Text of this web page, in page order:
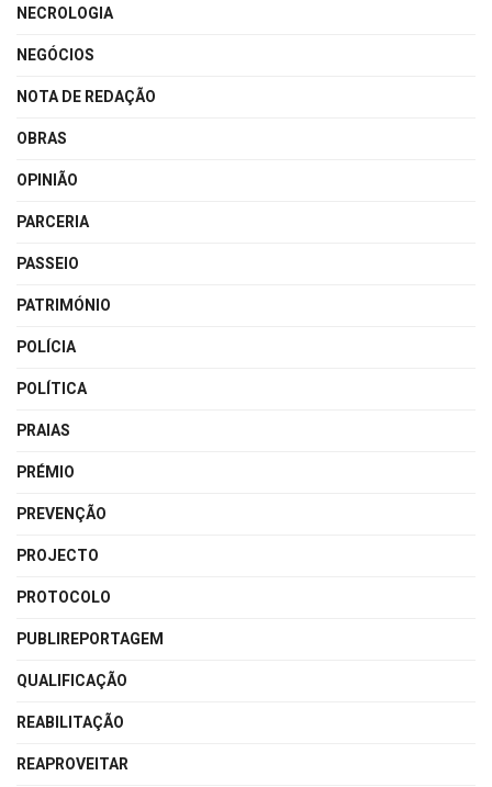
NECROLOGIA
NEGÓCIOS
NOTA DE REDAÇÃO
OBRAS
OPINIÃO
PARCERIA
PASSEIO
PATRIMÓNIO
POLÍCIA
POLÍTICA
PRAIAS
PRÉMIO
PREVENÇÃO
PROJECTO
PROTOCOLO
PUBLIREPORTAGEM
QUALIFICAÇÃO
REABILITAÇÃO
REAPROVEITAR